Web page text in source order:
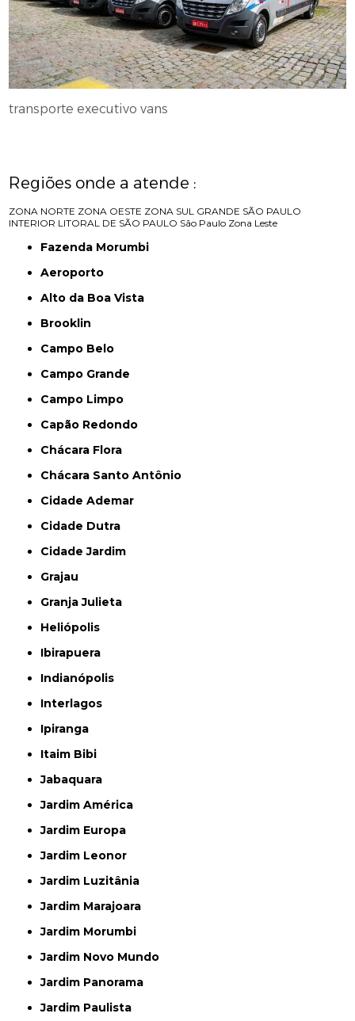
transporte executivo vans
Regiões onde a atende :
ZONA NORTE ZONA OESTE ZONA SUL GRANDE SÃO PAULO
INTERIOR LITORAL DE SÃO PAULO São Paulo Zona Leste
Fazenda Morumbi
Aeroporto
Alto da Boa Vista
Brooklin
Campo Belo
Campo Grande
Campo Limpo
Capão Redondo
Chácara Flora
Chácara Santo Antônio
Cidade Ademar
Cidade Dutra
Cidade Jardim
Grajau
Granja Julieta
Heliópolis
Ibirapuera
Indianópolis
Interlagos
Ipiranga
Itaim Bibi
Jabaquara
Jardim América
Jardim Europa
Jardim Leonor
Jardim Luzitânia
Jardim Marajoara
Jardim Morumbi
Jardim Novo Mundo
Jardim Panorama
Jardim Paulista